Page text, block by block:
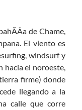
de Chame,
El viento es
windsurf y
hacia el noroeste,
tierra firme) donde
llegando a la
calle que corre